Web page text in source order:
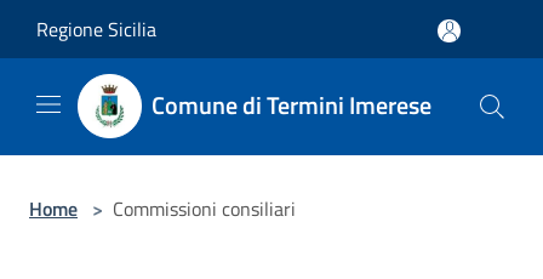
Regione Sicilia
Comune di Termini Imerese
Home > Commissioni consiliari